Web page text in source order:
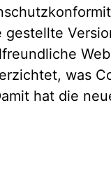
was
hat die